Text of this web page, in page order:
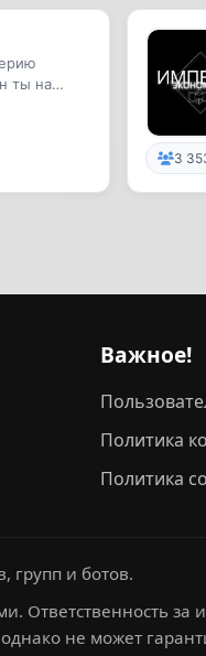
ты на
3
Важное!
Политика
Политика
групп и ботов.
Ответственность
не может